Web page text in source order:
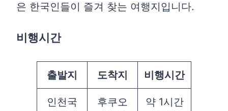
은 한국인들이 즐겨 찾는 여행지입니다.
비행시간
출발지 도착지 비행시간
인천국
후쿠오
약 1시간